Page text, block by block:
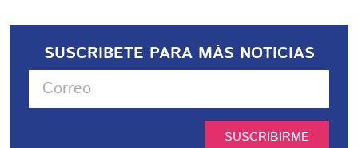
SUSCRIBETE PARA MÁS NOTICIAS
SUSCRIBIRME